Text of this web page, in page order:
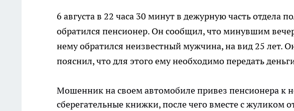
6 августа в 22 часа 30 минут в дежурную часть
обратился пенсионер. Он сообщил, что минувшим
нему обратился неизвестный мужчина, на вид 25 лет.
пояснил, что для этого ему необходимо передать
Мошенник на своем автомобиле привез пенсионера к
сберегательные книжки, после чего вместе с жуликом